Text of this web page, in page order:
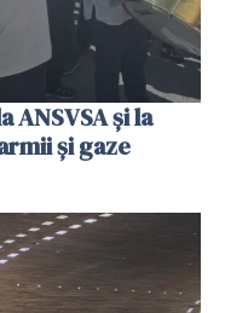
ANSVSA și la
și gaze